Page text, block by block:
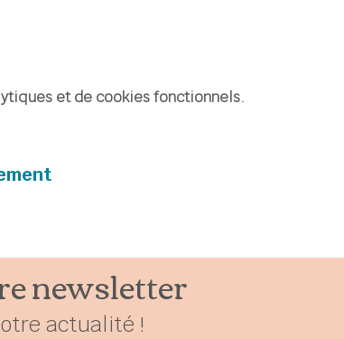
et de cookies fonctionnels.
newsletter
actualité !